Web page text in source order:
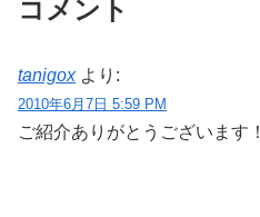
コメント
tanigox より:
2010年6月7日 5:59 PM
ご紹介ありがとうございます！